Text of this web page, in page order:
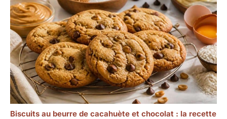
Biscuits au beurre de cacahuète et chocolat : la recette